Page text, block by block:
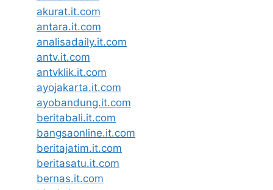
akurat.it.com
antara.it.com
analisadaily.it.com
antv.it.com
antvklik.it.com
ayojakarta.it.com
ayobandung.it.com
beritabali.it.com
bangsaonline.it.com
beritajatim.it.com
beritasatu.it.com
bernas.it.com